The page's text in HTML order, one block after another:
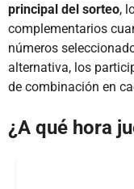
principal del sorteo,
complementarios
números
alternativa, los
de combinación en
¿A qué hora